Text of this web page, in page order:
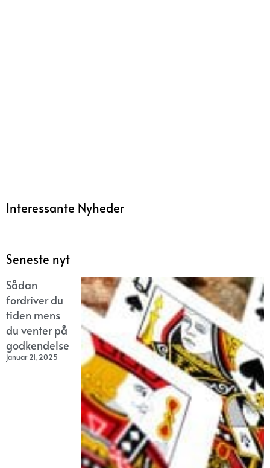
Interessante Nyheder
Seneste nyt
Sådan
fordriver du
tiden mens
du venter på
godkendelse
januar 21, 2025